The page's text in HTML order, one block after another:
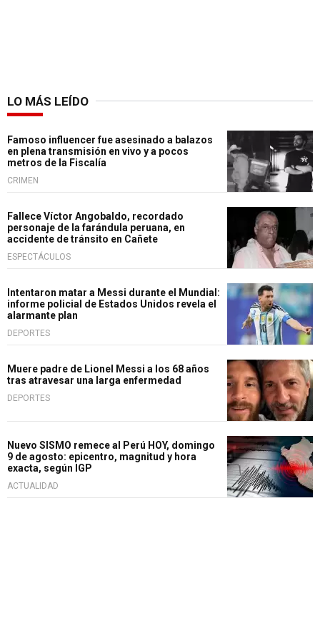
LO MÁS LEÍDO
Famoso influencer fue asesinado a balazos
en plena transmisión en vivo y a pocos
metros de la Fiscalía
CRIMEN
Fallece Víctor Angobaldo, recordado
personaje de la farándula peruana, en
accidente de tránsito en Cañete
ESPECTÁCULOS
Intentaron matar a Messi durante el Mundial:
informe policial de Estados Unidos revela el
alarmante plan
DEPORTES
Muere padre de Lionel Messi a los 68 años
tras atravesar una larga enfermedad
DEPORTES
Nuevo SISMO remece al Perú HOY, domingo
9 de agosto: epicentro, magnitud y hora
exacta, según IGP
ACTUALIDAD